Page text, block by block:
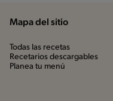
Mapa del sitio
Todas las recetas
Recetarios descargables
Planea tu menú